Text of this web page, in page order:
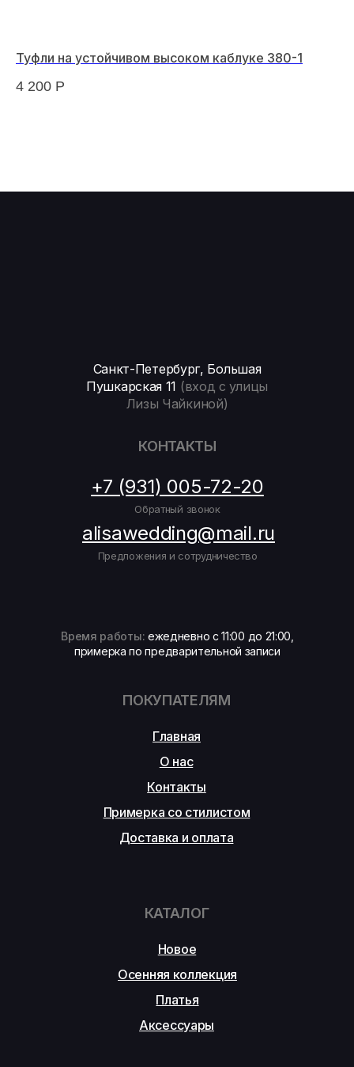
Туфли на устойчивом высоком каблуке 380-1
4 200 Р
Новое
КОНТАКТЫ
Осенняя коллекция
+7 (931) 005-72-20
Платья
Предложения и сотрудничество
Аксессуары
Обратный звонок
Время работы: ежедневно с 11:00 до 21:00,
примерка по предварительной записи
КАТАЛОГ
alisawedding@mail.ru
Главная
О нас
Контакты
Примерка со стилистом
Доставка и оплата
ПОКУПАТЕЛЯМ
Санкт-Петербург, Большая
Пушкарская 11 (вход с улицы
Лизы Чайкиной)